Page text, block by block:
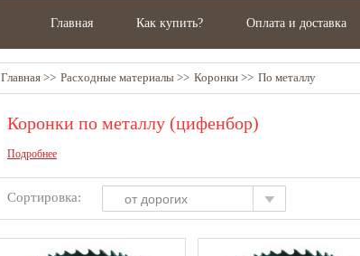
Главная Как купить? Оплата и доставка
Главная Расходные материалы Коронки По металлу
Коронки по металлу (цифенбор)
Подробнее
Сортировка: от дорогих